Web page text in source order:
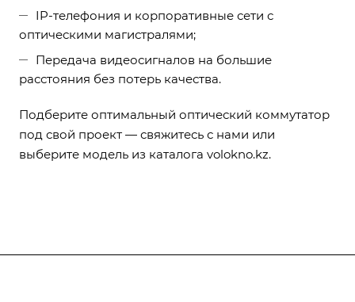
IP-телефония и корпоративные сети с
оптическими магистралями;
Передача видеосигналов на большие
расстояния без потерь качества.
Подберите оптимальный оптический коммутатор
под свой проект — свяжитесь с нами или
выберите модель из каталога volokno.kz.